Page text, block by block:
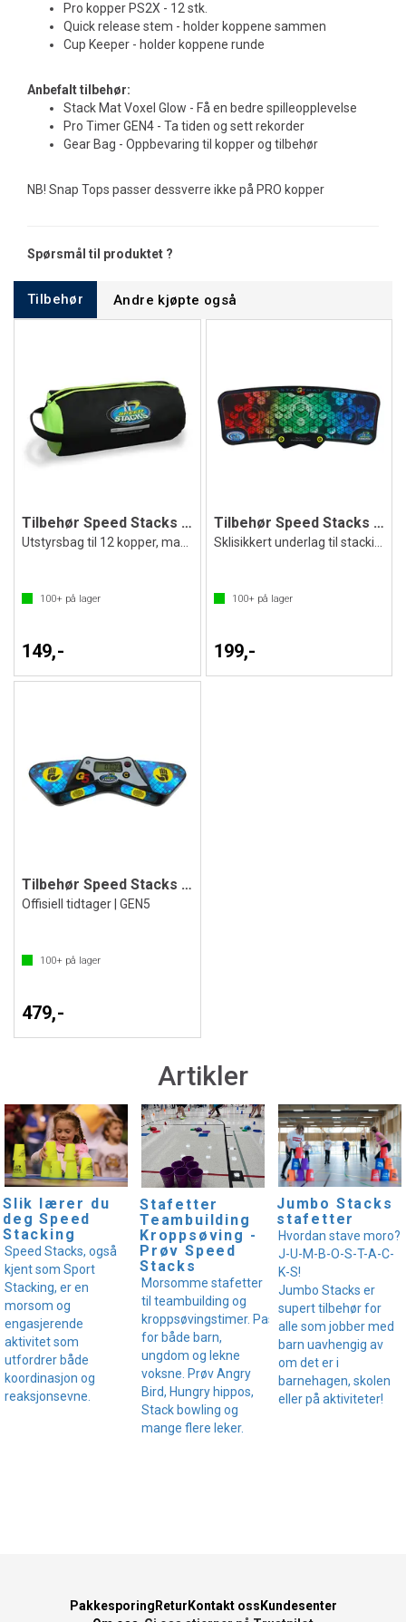
Pro kopper PS2X - 12 stk.
Quick release stem - holder koppene sammen
Cup Keeper - holder koppene runde
Anbefalt tilbehør:
Stack Mat Voxel Glow - Få en bedre spilleopplevelse
Pro Timer GEN4 - Ta tiden og sett rekorder
Gear Bag - Oppbevaring til kopper og tilbehør
NB! Snap Tops passer dessverre ikke på PRO kopper
Spørsmål til produktet ?
Tilbehør Andre kjøpte også
Tilbehør Speed Stacks Gear Bag
100+ på lager
149,-
Tilbehør Speed Stacks Mat G5 Pro
100+på lager
199,-
Tilbehør Speed Stacks Pro Timer G5
Offisiell tidtager | GEN5
100+ på lager
479,-
Artikler
Slik lærer du
deg Speed
Stacking
Speed Stacks, også
kjent som Sport
Stacking, er en
morsom og
engasjerende
aktivitet som
utfordrer både
koordinasjon og
reaksjonsevne.
Stafetter
Teambuilding
Kroppsøving -
Prøv Speed
Stacks
Morsomme stafetter
til teambuilding og
kroppsøvingstimer. Passer
for både barn,
ungdom og lekne
voksne. Prøv Angry
Bird, Hungry hippos,
Stack bowling og
mange flere leker.
Jumbo Stacks
stafetter
Hvordan stave moro?
J-U-M-B-O-S-T-A-C-
K-S!
Jumbo Stacks er
supert tilbehør for
alle som jobber med
barn uavhengig av
om det er i
barnehagen, skolen
eller på aktiviteter!
Pakkesporing Retur Kontakt oss Kundesenter